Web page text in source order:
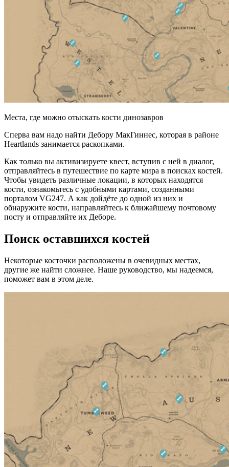
Места, где можно отыскать кости динозавров
Сперва вам надо найти Дебору МакГиннес, которая в районе
Heartlands занимается раскопками.
Как только вы активизируете квест, вступив с ней в диалог,
отправляйтесь в путешествие по карте мира в поисках костей.
Чтобы увидеть различные локации, в которых находятся
кости, ознакомьтесь с удобными картами, созданными
порталом VG247. А как дойдёте до одной из них и
обнаружите кости, направляйтесь к ближайшему почтовому
посту и отправляйте их Деборе.
Поиск оставшихся костей
Некоторые косточки расположены в очевидных местах,
другие же найти сложнее. Наше руководство, мы надеемся,
поможет вам в этом деле.